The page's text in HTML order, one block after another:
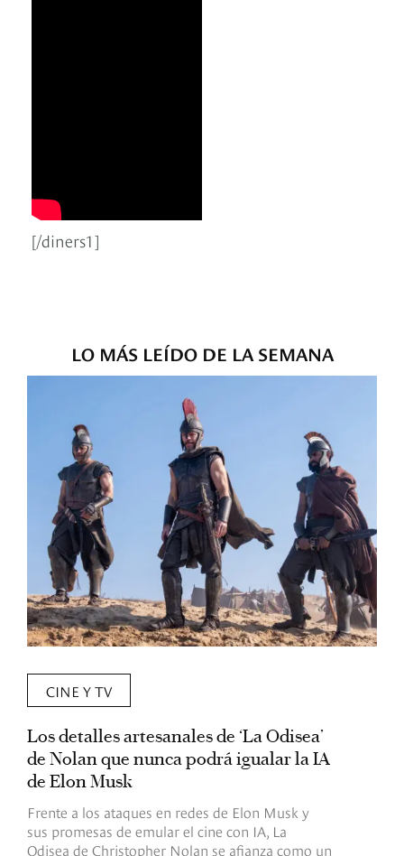
[/diners1]
LO MÁS LEÍDO DE LA SEMANA
CINE Y TV
Los detalles artesanales de ‘La Odisea’
de Nolan que nunca podrá igualar la IA
de Elon Musk
Frente a los ataques en redes de Elon Musk y
sus promesas de emular el cine con IA, La
Odisea de Christopher Nolan se afianza como un